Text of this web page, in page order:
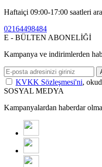
Haftaiçi 09:00-17:00 saatleri
02164498484
E - BÜLTEN ABONELİĞİ
Kampanya ve indirimlerden
KVKK Sözleşmesi'ni,
SOSYAL MEDYA
Kampanyalardan haberdar